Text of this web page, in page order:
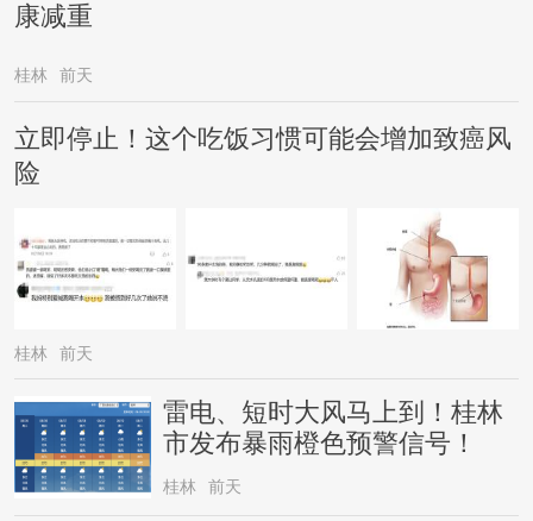
康减重
桂林 前天
立即停止！这个吃饭习惯可能会增加致癌风
险
桂林 前天
雷电、短时大风马上到！桂林
市发布暴雨橙色预警信号！
桂林 前天